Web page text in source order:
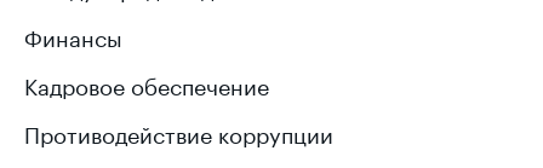
Финансы
Кадровое обеспечение
Противодействие коррупции